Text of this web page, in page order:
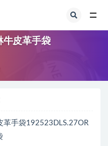
牛皮革手袋
革手袋192523DLS.27OR